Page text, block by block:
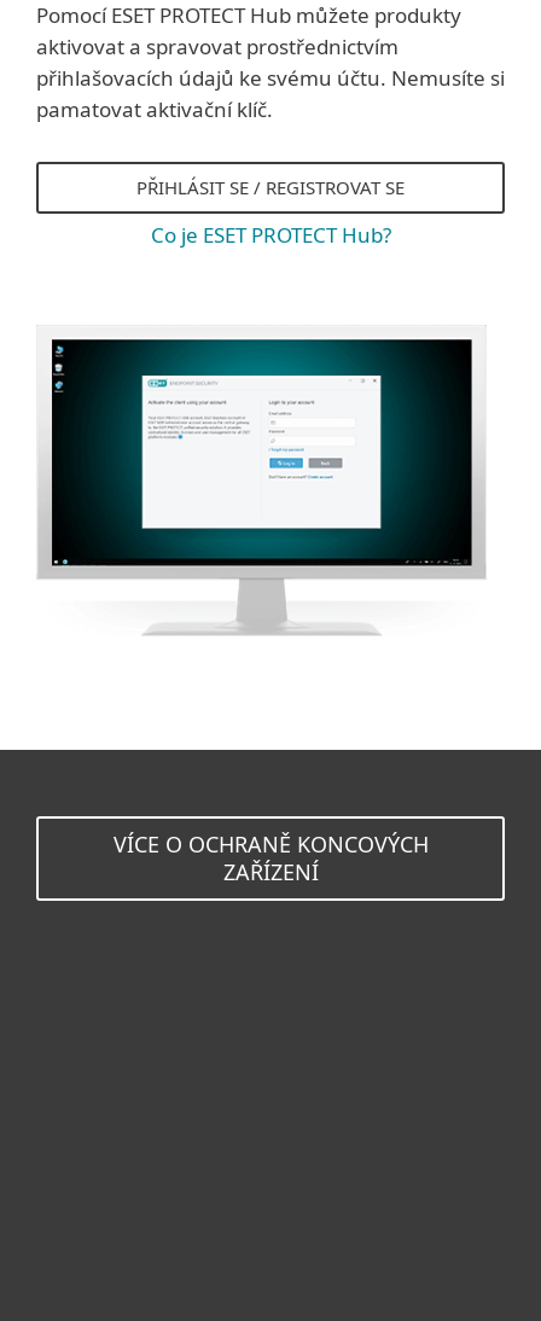
Pomocí ESET PROTECT Hub můžete produkty
aktivovat a spravovat prostřednictvím
přihlašovacích údajů ke svému účtu. Nemusíte si
pamatovat aktivační klíč.
PŘIHLÁSIT SE / REGISTROVAT SE
Co je ESET PROTECT Hub?
VÍCE O OCHRANĚ KONCOVÝCH
ZAŘÍZENÍ